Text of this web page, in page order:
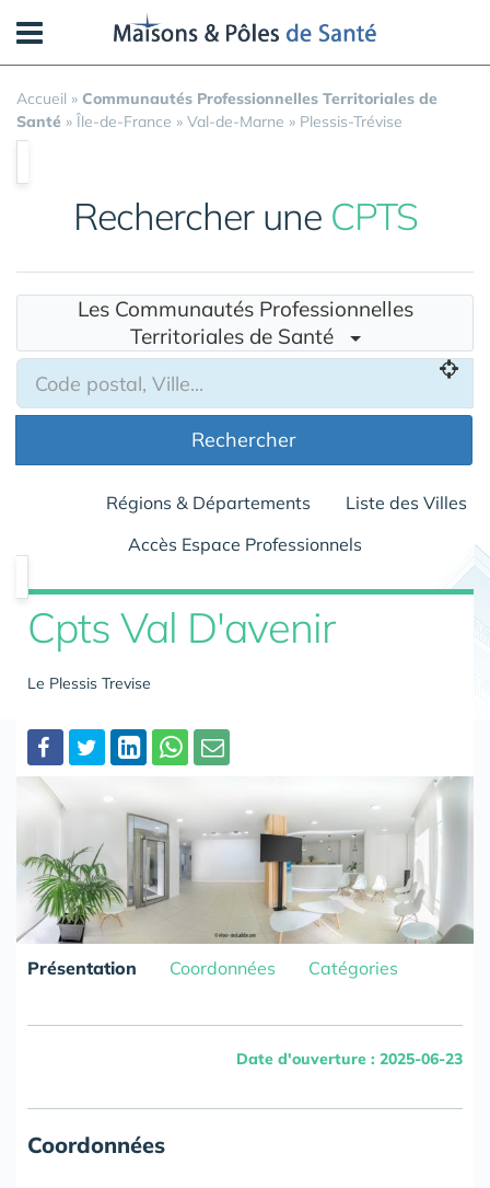
Accueil » Communautés Professionnelles Territoriales de
Santé » Île-de-France » Val-de-Marne » Plessis-Trévise
Rechercher une CPTS
Les Communautés Professionnelles
Territoriales de Santé
Rechercher
Régions & Départements
Liste des Villes
Accès Espace Professionnels
Cpts Val D'avenir
Le Plessis Trevise
Partager
Présentation Coordonnées Catégories
Date d'ouverture : 2025-06-23
Coordonnées
Panneau de gestion des cookies